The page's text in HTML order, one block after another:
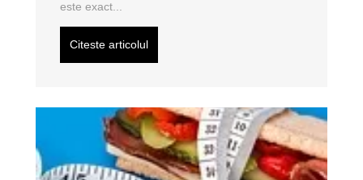
este exact...
Citeste articolul